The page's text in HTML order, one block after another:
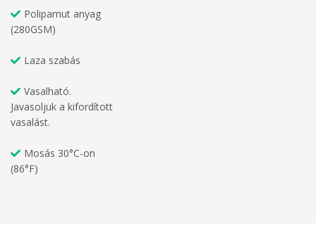
Polipamut anyag
(280GSM)
Laza szabás
Vasalható.
Javasoljuk a kifordított
vasalást.
Mosás 30°C-on
(86°F)